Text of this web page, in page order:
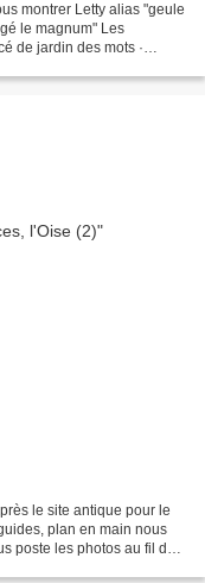
montrer Letty alias "geule
le magnum" Les
de jardin des mots ·
le site antique pour le
plan en main nous
poste les photos au fil de